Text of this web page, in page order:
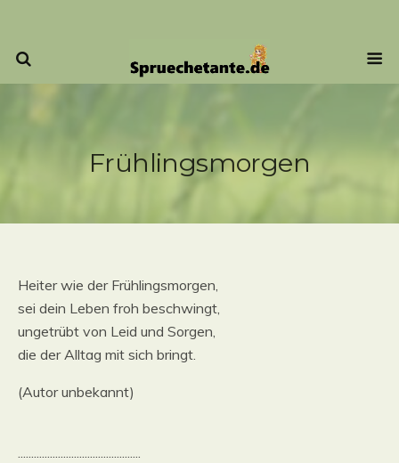
Frühlingsmorgen
Heiter wie der Frühlingsmorgen,
sei dein Leben froh beschwingt,
ungetrübt von Leid und Sorgen,
die der Alltag mit sich bringt.
(Autor unbekannt)
..............................................